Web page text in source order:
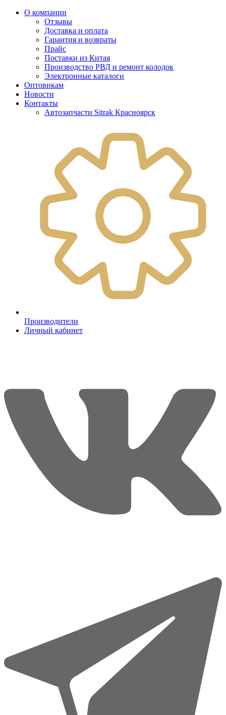
О компании
Отзывы
Доставка и оплата
Гарантия и возвраты
Прайс
Поставки из Китая
Производство РВД и ремонт колодок
Электронные каталоги
Оптовикам
Новости
Контакты
Автозапчасти Sitrak Красноярск
Производители
Личный кабинет